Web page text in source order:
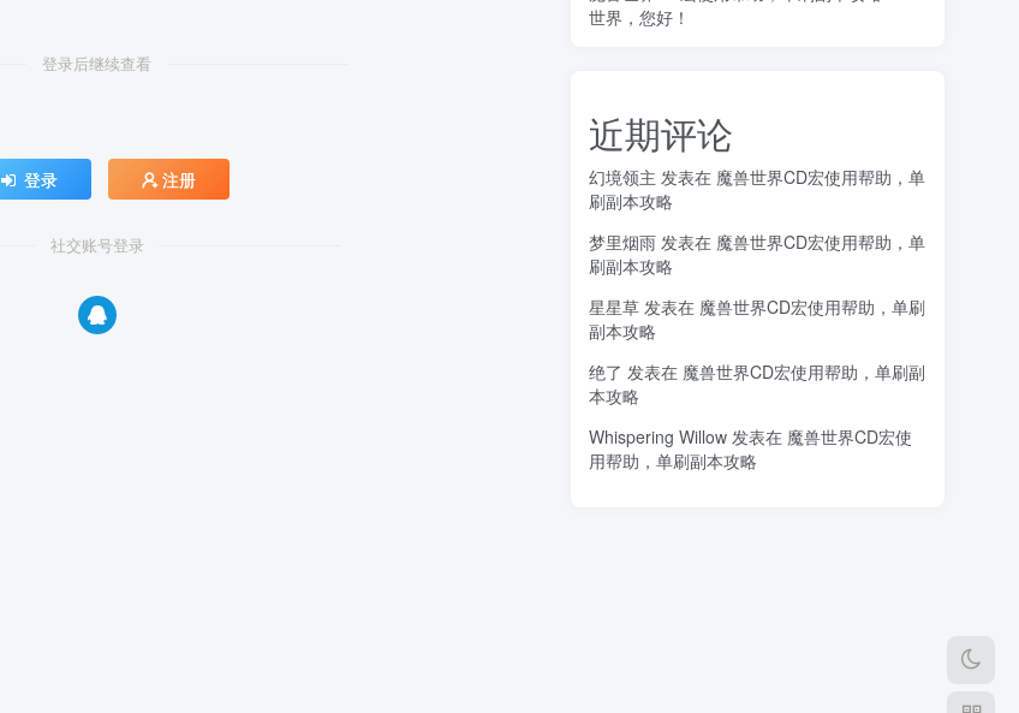
登录后继续查看
登录 注册
社交账号登录
世界，您好！
近期评论
幻境领主 发表在 魔兽世界CD宏使用帮助，单
刷副本攻略
梦里烟雨 发表在 魔兽世界CD宏使用帮助，单
刷副本攻略
星星草 发表在 魔兽世界CD宏使用帮助，单刷
副本攻略
绝了 发表在 魔兽世界CD宏使用帮助，单刷副
本攻略
Whispering Willow 发表在 魔兽世界CD宏使
用帮助，单刷副本攻略